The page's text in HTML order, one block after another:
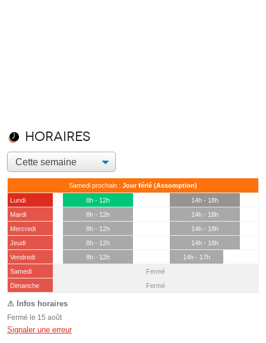
Horaires
Samedi prochain : Jour férié (Assomption)
Lundi 8h - 12h
14h - 18h
Mardi
8h - 12h
14h - 18h
Mercredi
8h - 12h
14h - 18h
Jeudi
8h - 12h
14h - 18h
Vendredi
8h - 12h
14h - 17h
Samedi
(15 août)
Fermé
Dimanche
Fermé
Fermé le 15 août
Signaler une erreur